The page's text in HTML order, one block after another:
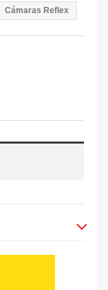
Cámaras Reflex